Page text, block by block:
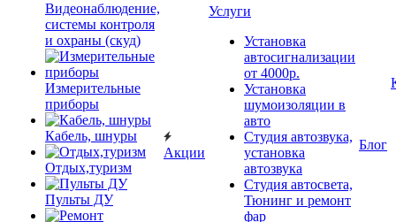
Видеонаблюдение,
системы контроля
и охраны (скуд)
Измерительные
приборы
Кабель, шнуры
Отдых,туризм
Пульты ДУ
Акции
Услуги
Установка
автосигнализации
от 4000р.
Установка
шумоизоляции в
авто
Студия автозвука,
установка
автозвука
Студия автосвета,
Тюнинг и ремонт
фар
Блог